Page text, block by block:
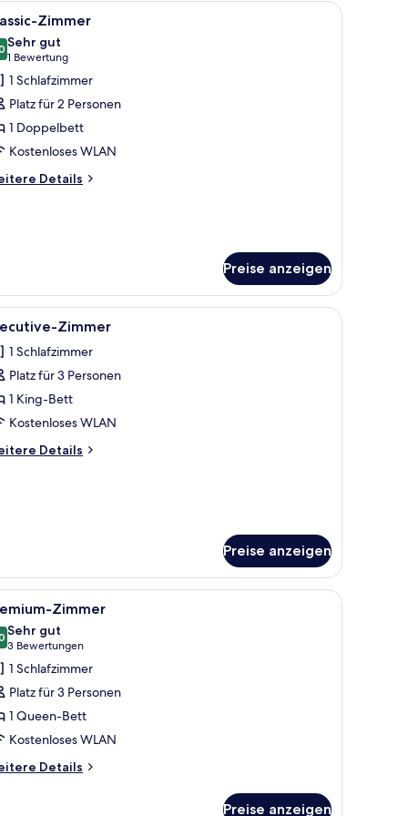
einem Stuhl, einem Fernseher und einem Fenster.
Ein Hotelzimmer mit Bett, Kissen,
2 Zimmer
von 10
Sehr gut
1 Bewertung
(1
Bewertung)
1 Schlafzimmer
Platz für 2 Personen
1 Doppelbett
Kostenloses WLAN
Details
Preise anzeigen
einem großen Wandgemälde mit Meeresmotiv und
Ein Hotelzimmer mit Bett, Schreibtisch,
3 Zimmer
1 Schlafzimmer
Platz für 3 Personen
1 King-Bett
Kostenloses WLAN
Details
Preise anzeigen
Zimmer.
und Spiegel.
7 Zimmer
von 10
Sehr gut
3 Bewertungen
(3
Bewertungen)
1 Schlafzimmer
Platz für 3 Personen
1 Queen-Bett
Kostenloses WLAN
Details
Preise anzeigen